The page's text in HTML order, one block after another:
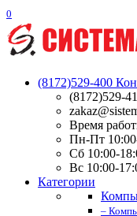
0
(8172)529-400
(8172)529-
Время
Пн-Пт
Сб 10:00-
Вс 10:00-
Категории
–